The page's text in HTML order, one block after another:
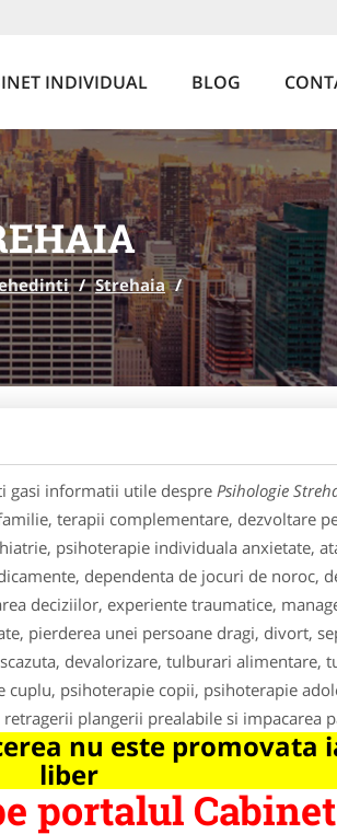
INDIVIDUAL BLOG
/ Strehaia /
gasi informatii utile despre Psihologie
terapii complementare, dezvoltare
psihoterapie individuala anxietate,
dependenta de jocuri de noroc,
deciziilor, experiente traumatice,
pierderea unei persoane dragi, divort,
devalorizare, tulburari alimentare,
psihoterapie copii, psihoterapie
plangerii prealabile si impacarea
nu este promovata
liber
portalul